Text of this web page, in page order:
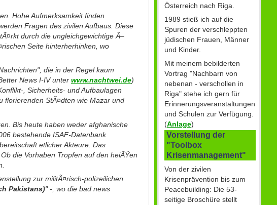
Hohe Aufmerksamkeit finden
Fragen des zivilen Aufbaus. Diese
durch die ungleichgewichtige Ã–
Seite hinterherhinken, wo
die in der Regel kaum
News I-IV unter www.nachtwei.de)
, Sicherheits- und Aufbaulagen
florierenden StÃ¤dten wie Mazar und
Bis heute haben weder afghanische
bestehende ISAF-Datenbank
etlicher Akteure. Das
die Vorhaben Tropfen auf den heiÃŸen
zur militÃ¤risch-polizeilichen
Pakistans)" -, wo die bad news
Österreich nach Riga.
1989 stieß ich auf die
Spuren der verschleppten
jüdischen Frauen, Männer
und Kinder.
Mit meinem bebilderten
Vortrag "Nachbarn von
nebenan - verschollen in
Riga" stehe ich gern für
Erinnerungsveranstaltungen
und Schulen zur Verfügung.
(Anlage)
Vorstellung der
"Toolbox
Krisenmanagement"
Von der zivilen
Krisenprävention bis zum
Peacebuilding: Die 53-
seitige Broschüre stellt